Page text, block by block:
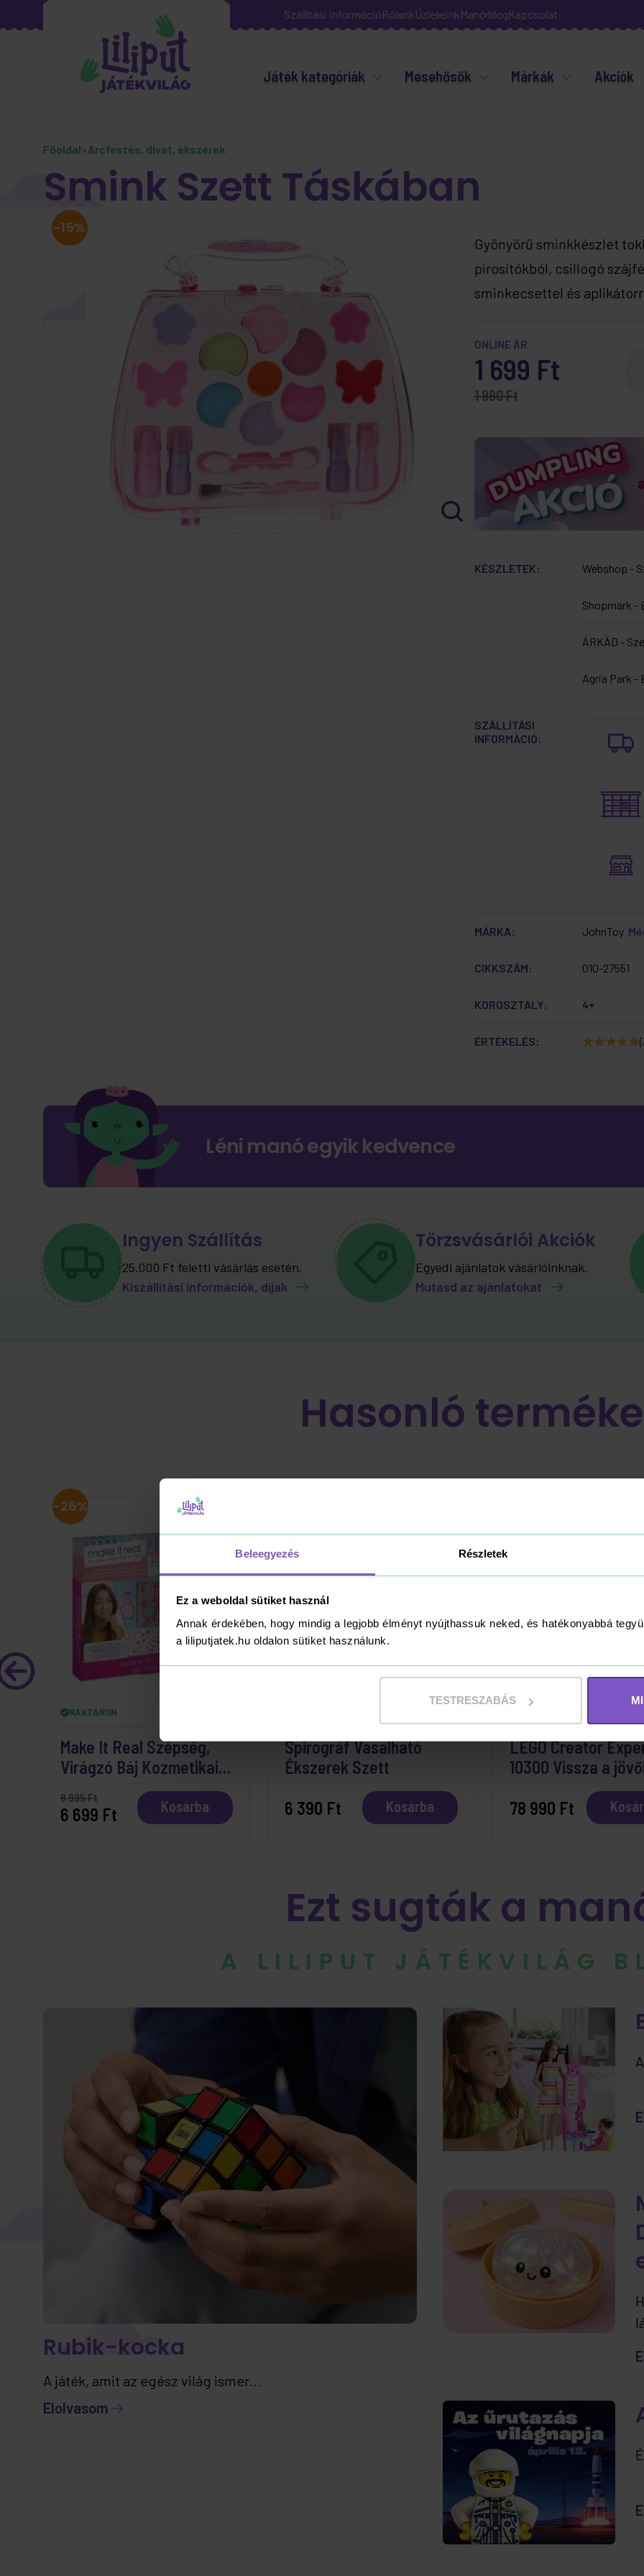
Beleegyezés Részletek
Ez a weboldal sütiket használ
Annak érdekében, hogy mindig a legjobb élményt nyújthassuk neked, és hatékonyabbá
a liliputjatek.hu oldalon sütiket használunk.
TESTRESZABÁS
Szállítási információRólunk Üzleteink Manó blogKapcsolat
Játék kategóriák Mesehősök Márkák Akciók
Főoldal»Arcfestés, divat, ékszerek
Smink Szett Táskában
-15%
Gyönyörű sminkkészlet
pirosítókból, csillogó
sminkecsettel és
ONLINE ÁR
1 699 Ft
1 990 Ft
KÉSZLETEK: Webshop -
Shopmark -
ÁRKÁD -
Agria Park -
SZÁLLÍTÁSI
INFORMÁCIÓ:
MÁRKA: JohnToy
CIKKSZÁM: 010-27551
KOROSZTÁLY: 4+
ÉRTÉKELÉS:
Léni manó egyik kedvence
Ingyen Szállítás
25.000 Ft feletti vásárlás esetén.
Kiszállítási információk, díjak
Törzsvásárlói Akciók
Egyedi ajánlatok vásárlóinknak.
Mutasd az ajánlatokat
Hasonló
-26%
RAKTÁRON
Make It Real Szépség,
Virágzó Báj Kozmetikai
8 995 Ft
6 699 Ft Kosárba
Spirográf Vasalható
Ékszerek Szett
6 390 Ft
Kosárba
LEGO Creator
10300 Vissza a
78 990 Ft
Ezt sugták a
A LILIPUT JÁTÉKVILÁG
Rubik-kocka
A játék, amit az egész világ ismer...
Elolvasom